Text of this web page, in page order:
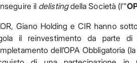
il delistingdella Società (l’"
Giano Holding e CIR hanno
il reinvestimento da parte di
dell’OPA Obbligatoria